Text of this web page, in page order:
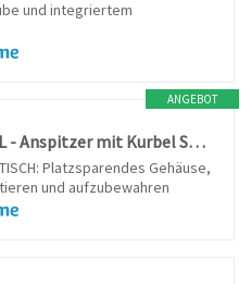
und integriertem
ANGEBOT
FABER-CASTELL - Anspitzer mit Kurbel Schwarz
Platzsparendes Gehäuse,
und aufzubewahren